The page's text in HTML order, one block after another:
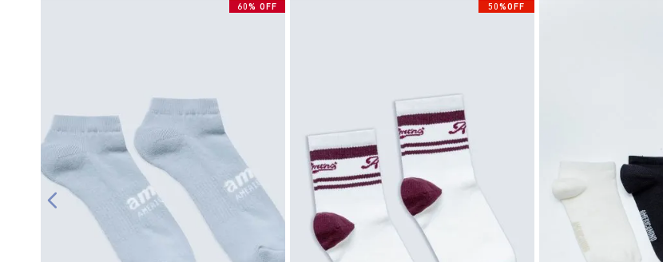
60% OFF 50%OFF